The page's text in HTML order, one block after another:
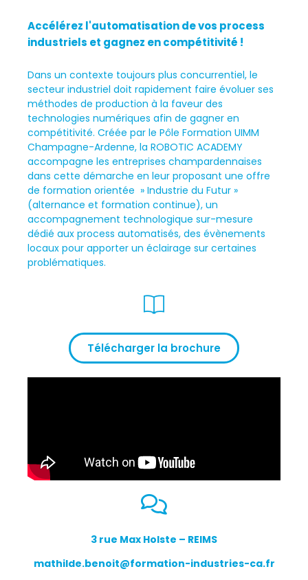
Accélérez l'automatisation de vos process
industriels et gagnez en compétitivité !
Dans un contexte toujours plus concurrentiel, le
secteur industriel doit rapidement faire évoluer ses
méthodes de production à la faveur des
technologies numériques afin de gagner en
compétitivité. Créée par le Pôle Formation UIMM
Champagne-Ardenne, la ROBOTIC ACADEMY
accompagne les entreprises champardennaises
dans cette démarche en leur proposant une offre
de formation orientée » Industrie du Futur »
(alternance et formation continue), un
accompagnement technologique sur-mesure
dédié aux process automatisés, des évènements
locaux pour apporter un éclairage sur certaines
problématiques.
Télécharger la brochure
3 rue Max Holste – REIMS
mathilde.benoit@formation-industries-ca.fr